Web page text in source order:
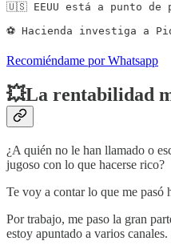
🇺🇸 EEUU está a punto de
⚽️ Hacienda investiga a
Recomiéndame por Whatsapp
💥La rentabilidad
¿A quién no le han llamado o
jugoso con lo que hacerse rico?
Te voy a contar lo que me pasó
Por trabajo, me paso la gran
estoy apuntado a varios canales.